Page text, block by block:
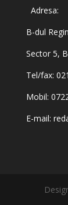
Adresa:
B-dul
Sector 5,
Tel/fax:
Mobil:
E-mail: